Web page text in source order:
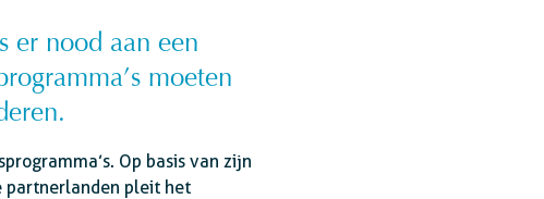
er nood aan een
moeten
Op basis van zijn
partnerlanden pleit het